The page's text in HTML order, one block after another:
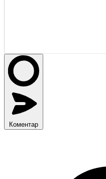
Коментар